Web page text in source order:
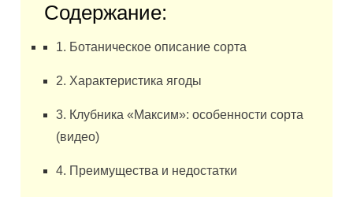
Содержание:
1. Ботаническое описание сорта
2. Характеристика ягоды
3. Клубника «Максим»: особенности сорта
(видео)
4. Преимущества и недостатки